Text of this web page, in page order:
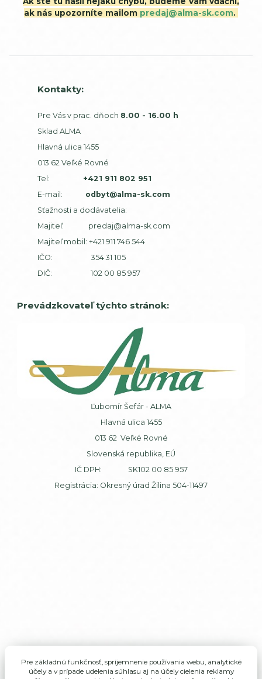
ak nás upozorníte mailom predaj@alma-sk.com.
Kontakty:
Pre Vás v prac. dňoch 8.00 - 16.00 h
Sklad ALMA
Hlavná ulica 1455
013 62 Veľké Rovné
Tel:
+421 911 802 951
E-mail: odbyt@alma-sk.com
Sťažnosti a dodávatelia:
Majiteľ: predaj@alma-sk.com
Majiteľ mobil: +421 911 746 544
IČO: 354 31 105
DIČ: 102 00 85 957
Prevádzkovateľ týchto stránok:
Ľubomír Šefár - ALMA
Hlavná ulica 1455
013 62 Veľké Rovné
Slovenská republika, EÚ
IČ DPH: SK102 00 85 957
Registrácia: Okresný úrad Žilina 504-11497
Pre základnú funkčnosť, spríjemnenie používania webu, analytické
účely a v prípade udelenia súhlasu aj na účely cielenia reklamy